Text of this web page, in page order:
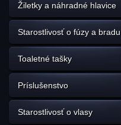
Žiletky a náhradné hlavice
Starostlivosť o fúzy a bradu
Toaletné tašky
Príslušenstvo
Starostlivosť o vlasy